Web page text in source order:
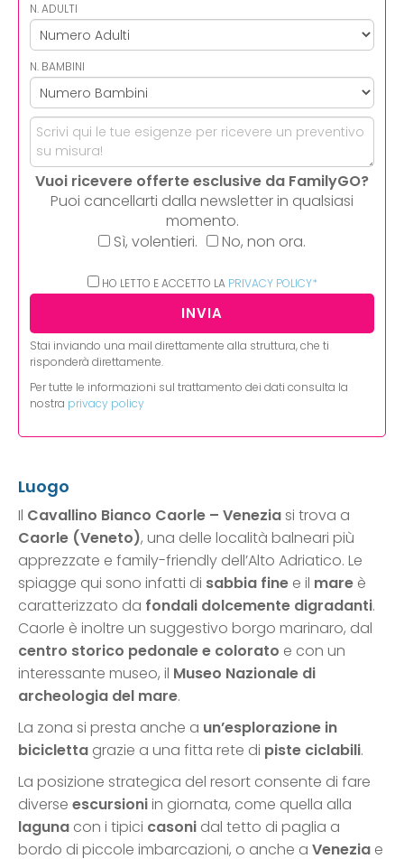
N. ADULTI
N. BAMBINI
Vuoi ricevere offerte esclusive da FamilyGO?
Puoi cancellarti dalla newsletter in qualsiasi
momento.
Sì, volentieri.
No, non ora.
HO LETTO E ACCETTO LA PRIVACY POLICY*
Stai inviando una mail direttamente alla struttura, che ti
risponderà direttamente.
Per tutte le informazioni sul trattamento dei dati consulta la
nostra privacy policy
Luogo
Il Cavallino Bianco Caorle – Veneziasi trova a
Caorle (Veneto), una delle località balneari più
apprezzate e family-friendly dell’Alto Adriatico. Le
spiagge qui sono infatti di sabbia fine e il mare è
caratterizzato da fondali dolcemente digradanti.
Caorle è inoltre un suggestivo borgo marinaro, dal
centro storico pedonale e colorato e con un
interessante museo, il Museo Nazionale di
archeologia del mare.
La zona si presta anche a un’esplorazione in
bicicletta grazie a una fitta rete di piste ciclabili.
La posizione strategica del resort consente di fare
diverse escursioniin giornata, come quella alla
laguna con i tipici casoni dal tetto di paglia a
bordo di piccole imbarcazioni, o anche a Venezia e